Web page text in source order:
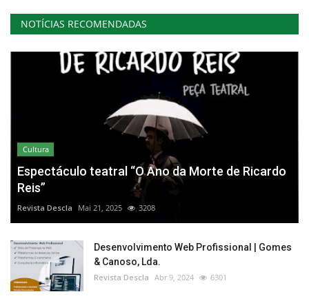
NOTÍCIAS RECOMENDADAS
Cultura
Espectáculo teatral “O Ano da Morte de Ricardo
Reis”
Revista Descla Mai 21, 2025 3208
Desenvolvimento Web Profissional | Gomes
& Canoso, Lda.
Revista Descla Abr 9, 2024 6301